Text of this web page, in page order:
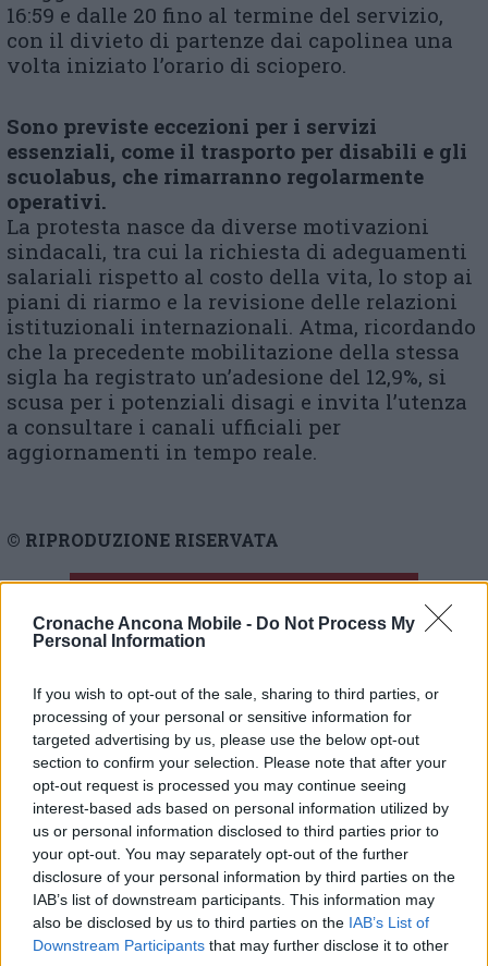
Cronache Ancona Mobile - Do Not Process My
Personal Information
If you wish to opt-out of the sale, sharing to third parties, or
processing of your personal or sensitive information for
targeted advertising by us, please use the below opt-out
section to confirm your selection. Please note that after your
opt-out request is processed you may continue seeing
interest-based ads based on personal information utilized by
us or personal information disclosed to third parties prior to
your opt-out. You may separately opt-out of the further
disclosure of your personal information by third parties on the
IAB’s list of downstream participants. This information may
also be disclosed by us to third parties on the IAB’s List of
Downstream Participants that may further disclose it to other
16:59 e dalle 20 fino al termine del servizio,
con il divieto di partenze dai capolinea una
volta iniziato l’orario di sciopero.
Sono previste eccezioni per i servizi
essenziali, come il trasporto per disabili e gli
scuolabus, che rimarranno regolarmente
operativi.
La protesta nasce da diverse motivazioni
sindacali, tra cui la richiesta di adeguamenti
salariali rispetto al costo della vita, lo stop ai
piani di riarmo e la revisione delle relazioni
istituzionali internazionali. Atma, ricordando
che la precedente mobilitazione della stessa
sigla ha registrato un’adesione del 12,9%, si
scusa per i potenziali disagi e invita l’utenza
a consultare i canali ufficiali per
aggiornamenti in tempo reale.
© RIPRODUZIONE RISERVATA
Commenti
Nessun commento presente
Commenta